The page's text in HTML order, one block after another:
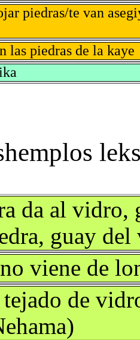
piedras/te van
las piedras de la kaye
da al
guay
viene de
de